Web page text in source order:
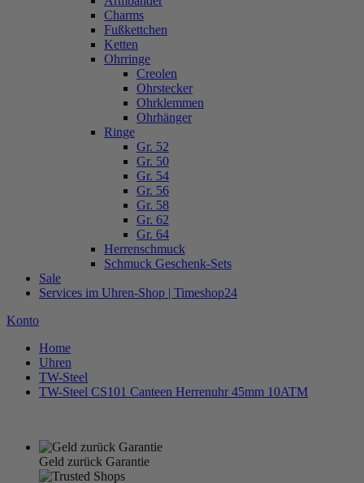
Charms
Fußkettchen
Ketten
Ohrringe
Creolen
Ohrstecker
Ohrklemmen
Ohrhänger
Ringe
Gr. 52
Gr. 50
Gr. 54
Gr. 56
Gr. 58
Gr. 62
Gr. 64
Herrenschmuck
Schmuck Geschenk-Sets
Sale
Services im Uhren-Shop | Timeshop24
Konto
Home
Uhren
TW-Steel
TW-Steel CS101 Canteen Herrenuhr 45mm 10ATM
Geld zurück Garantie